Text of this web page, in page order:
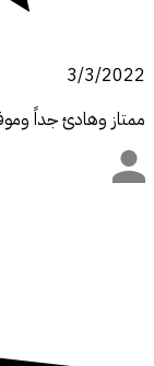
3/3/2022
ممتاز وهادئ جداً